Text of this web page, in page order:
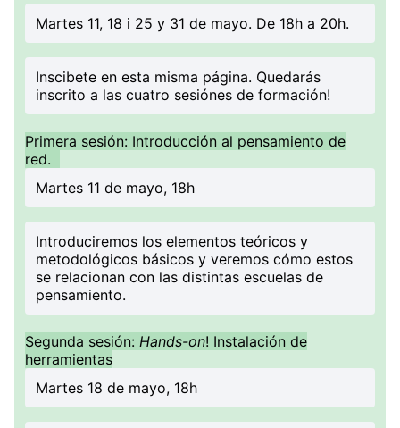
Martes 11, 18 i 25 y 31 de mayo. De 18h a 20h.
Inscibete en esta misma página. Quedarás
inscrito a las cuatro sesiónes de formación!
Primera sesión: Introducción al pensamiento de
red.
Martes 11 de mayo, 18h
Introduciremos los elementos teóricos y
metodológicos básicos y veremos cómo estos
se relacionan con las distintas escuelas de
pensamiento.
Segunda sesión: Hands-on! Instalación de
herramientas
Martes 18 de mayo, 18h